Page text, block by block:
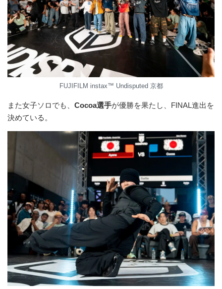
FUJIFILM instax™ Undisputed 京都
また女子ソロでも、 Cocoa選手が優勝を果たし、FINAL進出を
決めている。